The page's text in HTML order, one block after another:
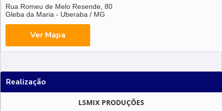
Rua Romeu de Melo Resende, 80
Gleba da Maria - Uberaba / MG
Realização
LSMIX PRODUÇÕES